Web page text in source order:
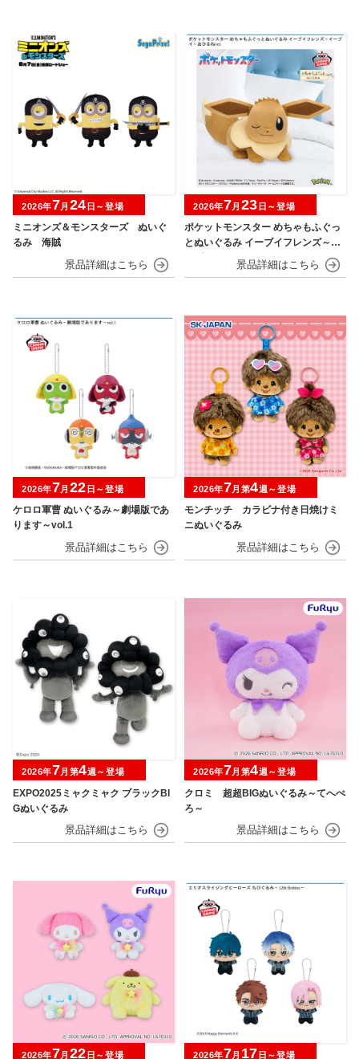
ミニオンズ＆モンスターズ ぬいぐ
るみ 海賊
2026年7月 24 日～登場
ポケットモンスター めちゃもふぐっ
とぬいぐるみ イーブイフレンズ～イ
ーブイ～おひるねver.
2026年7月 23 日～登場
ケロロ軍曹 ぬいぐるみ～劇場版であ
ります～vol.1
2026年7月 22 日～登場
モンチッチ カラビナ付き日焼けミ
ニぬいぐるみ
2026年7月第4週～登場
EXPO2025ミャクミャク ブラックBI
Gぬいぐるみ
2026年7月第4週～登場
クロミ 超超BIGぬいぐるみ～てへぺ
ろ～
2026年7月第4週～登場
2026年7月 22 日～登場 2026年7月 17 日～登場